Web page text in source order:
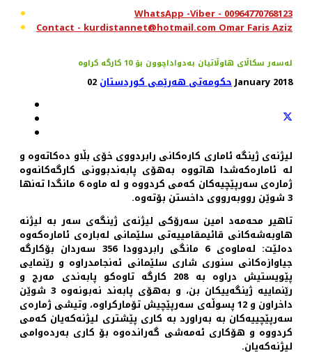
WhatsApp -Viber - 00964770768123
Contact - kurdistannet@hotmail.com Omar Faris Aziz
حکومەتی هەرێمی کوردستان02 January 2018
لیژنه‌ی ژینگه‌ ئاماری كاره‌كانی رابردووی خۆی بڵاو ده‌كاته‌وه‌ و
له‌ ئاماره‌كه‌شدا هاتووه‌ به‌هۆی پابه‌ندبوونی كارگه‌كانه‌وه‌
ژماره‌ی سه‌رپێچیه‌كان كه‌می كردووه‌ و له‌ ماوه‌ 6 مانگدا ته‌نها
3 شوێن رووبه‌رووی داخستن بۆته‌وه‌.
تاهیر محه‌مه‌د امین سه‌رۆكی لیژنه‌ی ژینگه‌ی سه‌ر به‌ لیژنه‌
هاوبه‌شه‌كانی قائیمقامییه‌تی سلێمانی له‌باره‌ی ئاماره‌كه‌وه‌
ده‌لێت: له‌ماوه‌ی 6 مانگی رابردوودا 356 سه‌ردان بۆكارگه‌
جیاوازه‌كانی سنوری شاری سلێمانی ئه‌نجامدراوه‌ و رێنمایی
پێویستیش دراوه‌ به‌ 208 كارگه‌ تاوه‌كو پابه‌ندی مه‌رج و
رێنماییه‌ ژینگه‌ییكان بن، و به‌هۆی پابه‌ند نه‌بونه‌وه‌ 3 شوێن
داخراون و 12 پسوڵه‌ی سه‌رپێچیش تۆماركراوه‌، وتیشی ژماره‌ی
سه‌رپێچییه‌كان به‌ به‌راورد به‌ كاری پێشتری لیژنه‌كه‌یان كه‌می
كردووه‌ و هۆكاری ئه‌مه‌شی گه‌رانده‌وه‌ بۆ كاری به‌رده‌وامی
لیژنه‌كه‌یان.